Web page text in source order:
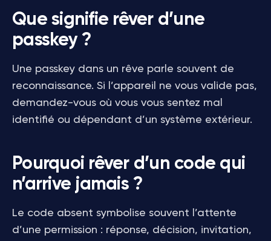
Que signifie rêver d’une
passkey ?
Une passkey dans un rêve parle souvent de
reconnaissance. Si l’appareil ne vous valide pas,
demandez-vous où vous vous sentez mal
identifié ou dépendant d’un système extérieur.
Pourquoi rêver d’un code qui
n’arrive jamais ?
Le code absent symbolise souvent l’attente
d’une permission : réponse, décision, invitation,